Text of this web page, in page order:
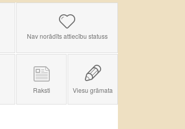
Nav norādīts attiecību statuss
Raksti Viesu grāmata